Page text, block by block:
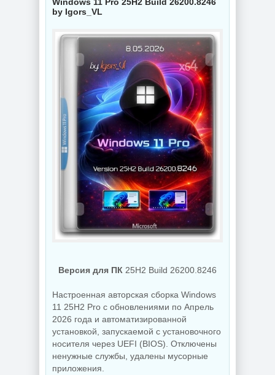
Просмотр
документов
Adobe Acrobat Pro
2026.001.21771 by
KpoJIuK
NEW
Конвертер видео
Wondershare
UniConverter
17.4.5.648 by 7997
NEW
Видеоконвертер
Wondershare
UniConverter
NEW
Интернет
мессенджер
NEW
Схемы курсоров
для
компьютерной
мышки (Cursors
NEW
Создание
NEW
Windows 11 Pro 25H2 Build 26200.8246
by Igors_VL
Версия для ПК 25H2 Build 26200.8246
Настроенная авторская сборка Windows
11 25H2 Pro с обновлениями по Апрель
2026 года и автоматизированной
установкой, запускаемой с установочного
носителя через UEFI (BIOS). Отключены
ненужные службы, удалены мусорные
приложения.